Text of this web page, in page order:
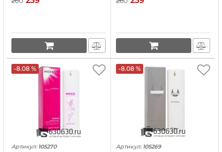
-8.08 %
Артикул: 105270
-8.08 %
Артикул: 105269